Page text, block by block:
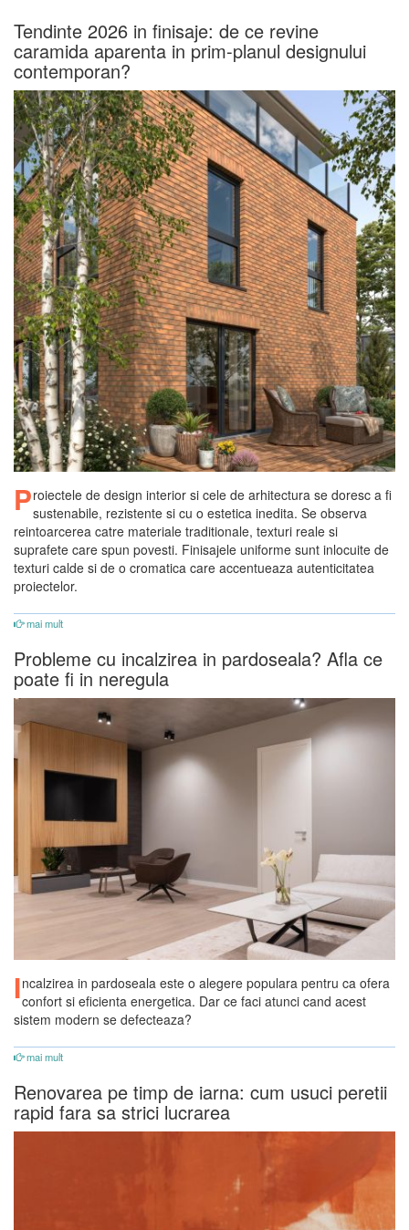
Tendinte 2026 in finisaje: de ce revine
caramida aparenta in prim-planul designului
contemporan?
Proiectele de design interior si cele de arhitectura se doresc a fi
sustenabile, rezistente si cu o estetica inedita. Se observa
reintoarcerea catre materiale traditionale, texturi reale si
suprafete care spun povesti. Finisajele uniforme sunt inlocuite de
texturi calde si de o cromatica care accentueaza autenticitatea
proiectelor.
mai mult
Probleme cu incalzirea in pardoseala? Afla ce
poate fi in neregula
Incalzirea in pardoseala este o alegere populara pentru ca ofera
confort si eficienta energetica. Dar ce faci atunci cand acest
sistem modern se defecteaza?
mai mult
Renovarea pe timp de iarna: cum usuci peretii
rapid fara sa strici lucrarea